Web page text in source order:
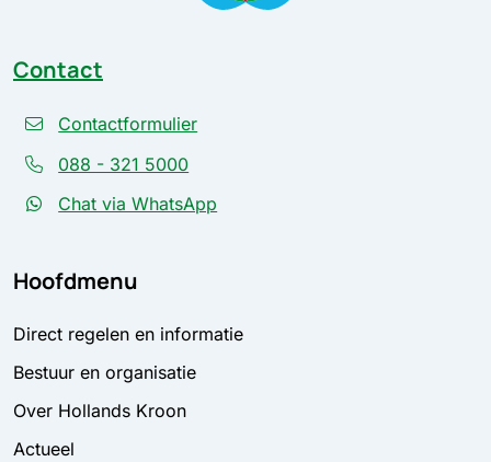
Contact
Contactformulier
088 - 321 5000
Chat via WhatsApp
Hoofdmenu
Direct regelen en informatie
Bestuur en organisatie
Over Hollands Kroon
Actueel